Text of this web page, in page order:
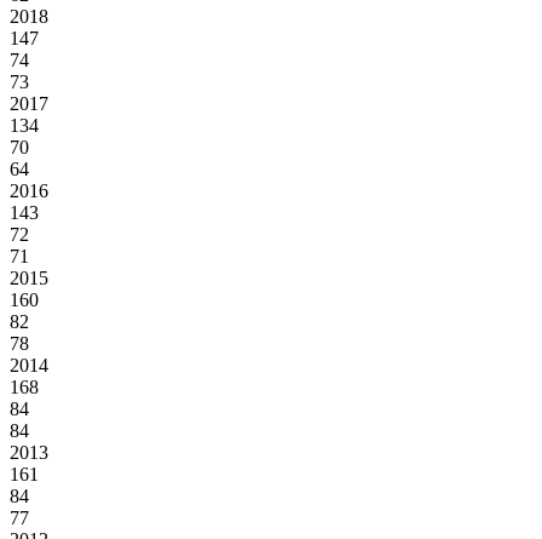
2018
147
74
73
2017
134
70
64
2016
143
72
71
2015
160
82
78
2014
168
84
84
2013
161
84
77